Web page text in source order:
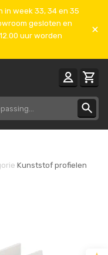
in week 33, 34 en 35
gesloten en
uur worden
Kunststof profielen